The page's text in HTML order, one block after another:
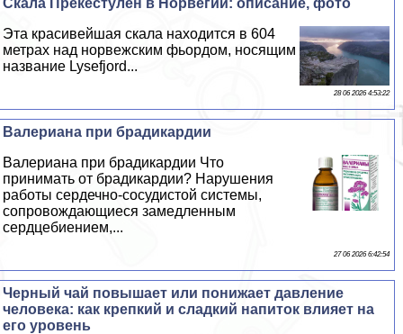
Эта красивейшая скала находится в 604
метрах над норвежским фьордом, носящим
название Lysefjord...
28 06 2026 4:53:22
Валериана при брадикардии
Валериана при брадикардии Что
принимать от брадикардии? Нарушения
работы сердечно-сосудистой системы,
сопровождающиеся замедленным
сердцебиением,...
27 06 2026 6:42:54
Черный чай повышает или понижает давление
человека: как крепкий и сладкий напиток влияет на
его уровень